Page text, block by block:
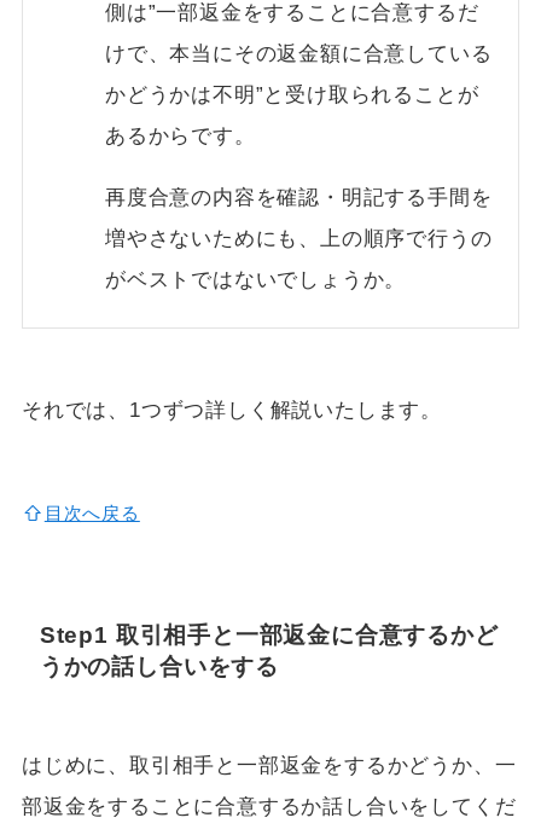
側は”一部返金をすることに合意するだ
けで、本当にその返金額に合意している
かどうかは不明”と受け取られることが
あるからです。
再度合意の内容を確認・明記する手間を
増やさないためにも、上の順序で行うの
がベストではないでしょうか。
それでは、1つずつ詳しく解説いたします。
目次へ戻る
Step1 取引相手と一部返金に合意するかど
うかの話し合いをする
はじめに、取引相手と一部返金をするかどうか、一
部返金をすることに合意するか話し合いをしてくだ